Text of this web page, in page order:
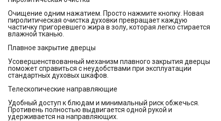
Очищение одним нажатием. Просто нажмите кнопку. Новая
пиролитическая очистка духовки превращает каждую
частичку пригоревшего жира в золу, которая легко стирается
влажной тканью.
Плавное закрытие дверцы
Усовершенствованный механизм плавного закрытия дверцы
поможет справиться с неудобствами при эксплуатации
стандартных духовых шкафов.
Телескопические направляющие
Удобный доступ к блюдам и минимальный риск обжечься.
Противень полностью выдвигается одной рукой и
удерживается на направляющих.